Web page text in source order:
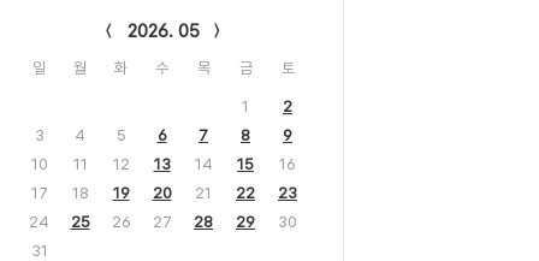
2026. 05
일 월 화 수 목 금 토
1
2
3
4 5 6 7 8
9
10
11 12 13 14 15
16
17
18 19 20 21 22
23
24
25 26 27 28 29
30
31